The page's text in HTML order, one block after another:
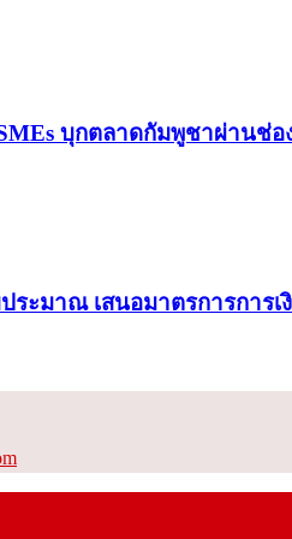
บุกตลาดกัมพูชาผ่านช่อ
ระมาณ เสนอมาตรการการเ